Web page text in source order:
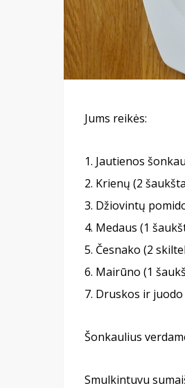
Jums reikės:
Jautienos
Krienų (2
Džiovintų
Medaus (1
Česnako (2
Mairūno (1
Druskos ir
Šonkaulius
Smulkintuvu